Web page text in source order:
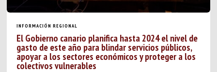
INFORMACIÓN REGIONAL
El Gobierno canario planifica hasta 2024 el nivel de
gasto de este año para blindar servicios públicos,
apoyar a los sectores económicos y proteger a los
colectivos vulnerables